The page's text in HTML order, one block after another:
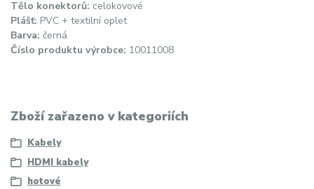
Tělo konektorů: celokovové
Plášť: PVC + textilní oplet
Barva: černá
Číslo produktu výrobce: 10011008
Zboží zařazeno v kategoriích
Kabely
HDMI kabely
hotové